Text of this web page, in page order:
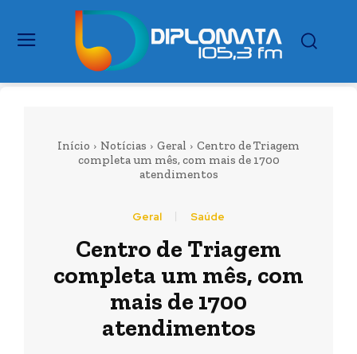
Início Notícias Geral
Centro de Triagem
completa um mês, com mais de 1700
atendimentos
Geral Saúde
Centro de Triagem
completa um mês, com
mais de 1700
atendimentos